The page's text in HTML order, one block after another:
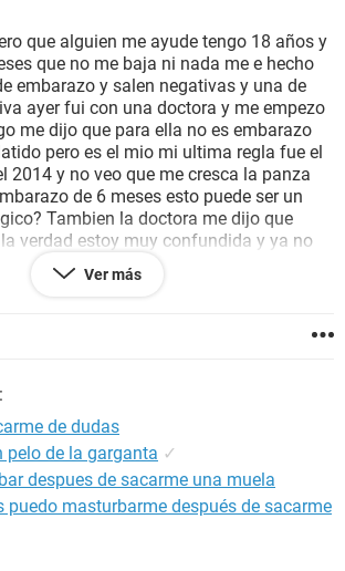
que alguien me ayude tengo 18 años y
que no me baja ni nada me e hecho
embarazo y salen negativas y una de
ayer fui con una doctora y me empezo
me dijo que para ella no es embarazo
pero es el mio mi ultima regla fue el
2014 y no veo que me cresca la panza
de 6 meses esto puede ser un
Tambien la doctora me dijo que
verdad estoy muy confundida y ya no
hace como 2 años tuve algo paresido
por 4 o 5 meses y me
relaciones sexuales si alguien me
agradecere mucho
Ver más
de dudas
pelo de la garganta ✓
despues de sacarme una muela
puedo masturbarme después de sacarme